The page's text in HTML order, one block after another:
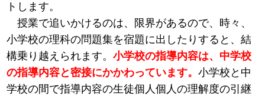
トします。
授業で追いかけるのは、限界があるので、時々、
小学校の理科の問題集を宿題に出したりすると、結
構乗り越えられます。小学校の指導内容は、中学校
の指導内容と密接にかかわっています。小学校と中
学校の間で指導内容の生徒個人個人の理解度の引継